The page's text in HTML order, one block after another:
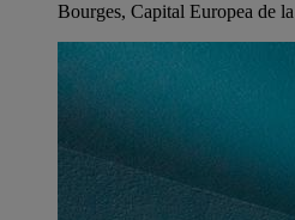
Bourges, Capital Europea de